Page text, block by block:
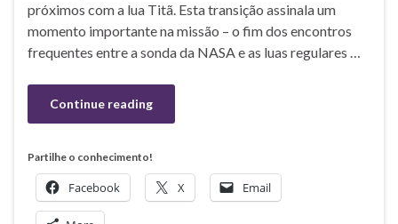
próximos com a lua Titã. Esta transição assinala um
momento importante na missão – o fim dos encontros
frequentes entre a sonda da NASA e as luas regulares …
Continue reading
Partilhe o conhecimento!
Facebook X Email